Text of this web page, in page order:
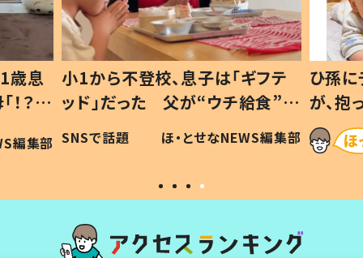
歳息
？」
編集部
小1から不登校、息子は「ギフテ
ッド」だった 父が“ウチ給食”を
作り続ける理由とは #令和の親
#令和の子
SNSで話題 ほ・とせなNEWS編集部
ひ孫
が、
「涙が
い」